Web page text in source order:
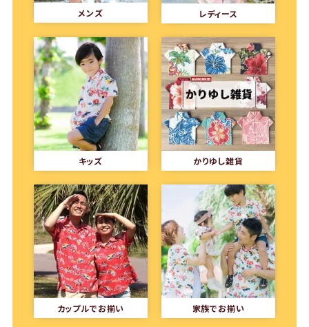
メンズ レディース
キッズ かりゆし雑貨
カップルでお揃い 家族でお揃い